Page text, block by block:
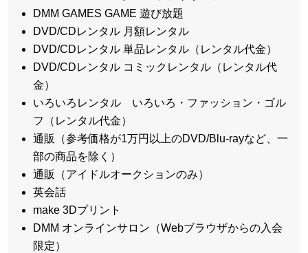
DMM GAMES GAME 遊び放題
DVD/CDレンタル 月額レンタル
DVD/CDレンタル 単品レンタル（レンタル代金）
DVD/CDレンタル コミックレンタル（レンタル代
金）
いろいろレンタル いろいろ・ファッション・ゴル
フ（レンタル代金）
通販（参考価格が1万円以上のDVD/Blu-rayなど、一
部の商品を除く）
通販（アイドルオークションのみ）
英会話
make 3Dプリント
DMM オンラインサロン（Webブラウザからの入会
限定）